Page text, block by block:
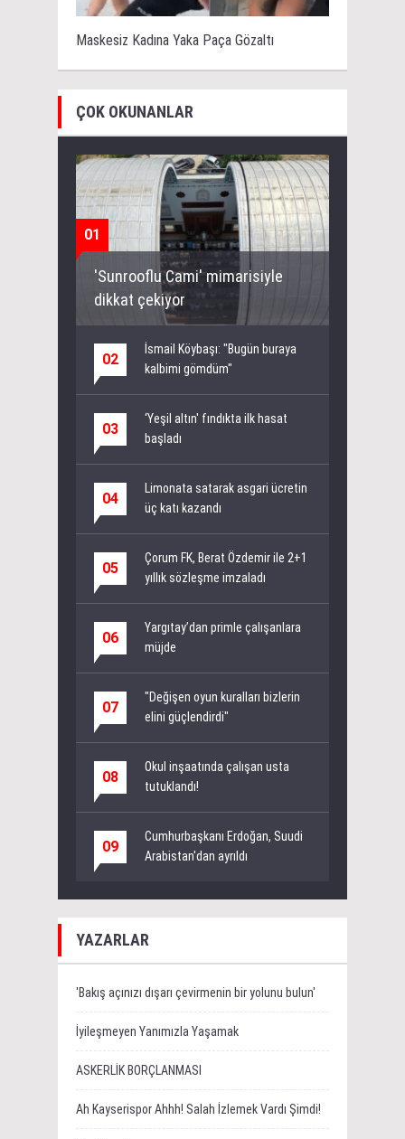
Maskesiz Kadına Yaka Paça Gözaltı
ÇOK OKUNANLAR
01
'Sunrooflu Cami' mimarisiyle
dikkat çekiyor
02
İsmail Köybaşı: "Bugün buraya
kalbimi gömdüm"
03
‘Yeşil altın' fındıkta ilk hasat
başladı
04
Limonata satarak asgari ücretin
üç katı kazandı
05
Çorum FK, Berat Özdemir ile 2+1
yıllık sözleşme imzaladı
06
Yargıtay’dan primle çalışanlara
müjde
07
"Değişen oyun kuralları bizlerin
elini güçlendirdi"
08
Okul inşaatında çalışan usta
tutuklandı!
09
Cumhurbaşkanı Erdoğan, Suudi
Arabistan'dan ayrıldı
YAZARLAR
'Bakış açınızı dışarı çevirmenin bir yolunu bulun'
İyileşmeyen Yanımızla Yaşamak
ASKERLİK BORÇLANMASI
Ah Kayserispor Ahhh! Salah İzlemek Vardı Şimdi!